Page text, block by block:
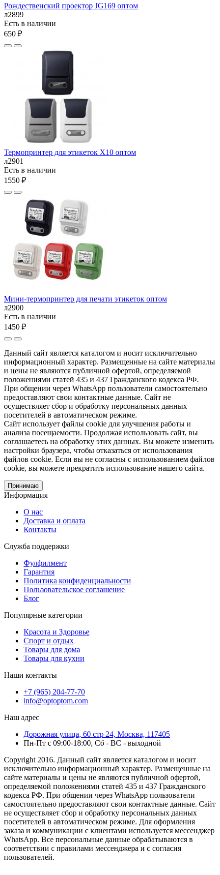
Рождественский проектор JG169 оптом
л2899
Есть в наличии
650 ₽
Термопринтер для этикеток X10 оптом
л2901
Есть в наличии
1550 ₽
Мини-термопринтер для печати этикеток оптом
л2900
Есть в наличии
1450 ₽
Данный сайт является каталогом и носит исключительно
информационный характер. Размещенные на сайте материалы
и цены не являются публичной офертой, определяемой
положениями статей 435 и 437 Гражданского кодекса РФ.
При общении через WhatsApp пользователи самостоятельно
предоставляют свои контактные данные. Сайт не
осуществляет сбор и обработку персональных данных
посетителей в автоматическом режиме.
Сайт использует файлы cookie для улучшения работы и
анализа посещаемости. Продолжая использовать сайт, вы
соглашаетесь на обработку этих данных. Вы можете изменить
настройки браузера, чтобы отказаться от использования
файлов cookie. Если вы не согласны с использованием файлов
cookie, вы можете прекратить использование нашего сайта.
Принимаю
Информация
О нас
Доставка и оплата
Контакты
Служба поддержки
Фулфилмент
Гарантия
Политика конфиденциальности
Пользовательское соглашение
Блог
Популярные категории
Красота и Здоровье
Спорт и отдых
Товары для дома
Товары для кухни
Наши контакты
+7 (965) 204-77-70
info@optoptom.com
Наш адрес
Дорожная улица, 60 стр 24, Москва, 117405
Пн-Пт с 09:00-18:00, Сб - ВС - выходной
Copyright 2016. Данный сайт является каталогом и носит
исключительно информационный характер. Размещенные на
сайте материалы и цены не являются публичной офертой,
определяемой положениями статей 435 и 437 Гражданского
кодекса РФ. При общении через WhatsApp пользователи
самостоятельно предоставляют свои контактные данные. Сайт
не осуществляет сбор и обработку персональных данных
посетителей в автоматическом режиме. Для оформления
заказа и коммуникации с клиентами используется мессенджер
WhatsApp. Все персональные данные обрабатываются в
соответствии с правилами мессенджера и с согласия
пользователей.